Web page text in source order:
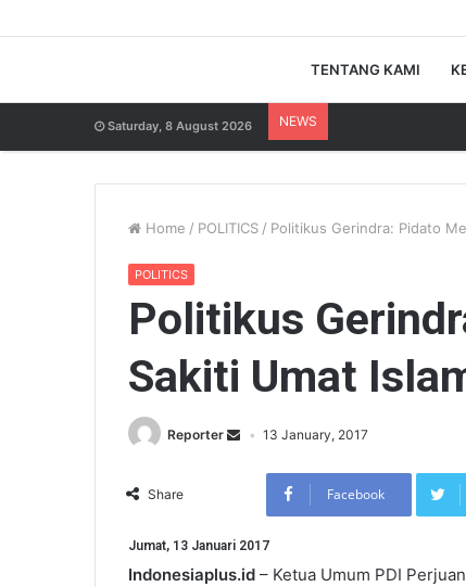
TENTANG KAMI
Saturday, 8 August 2026 NEWS
Home / POLITICS / Politikus Gerindra: Pidato
POLITICS
Politikus
Sakiti Umat
Reporter 13 January, 2017
Share Facebook
Jumat, 13 Januari 2017
Indonesiaplus.id – Ketua Umum PDI